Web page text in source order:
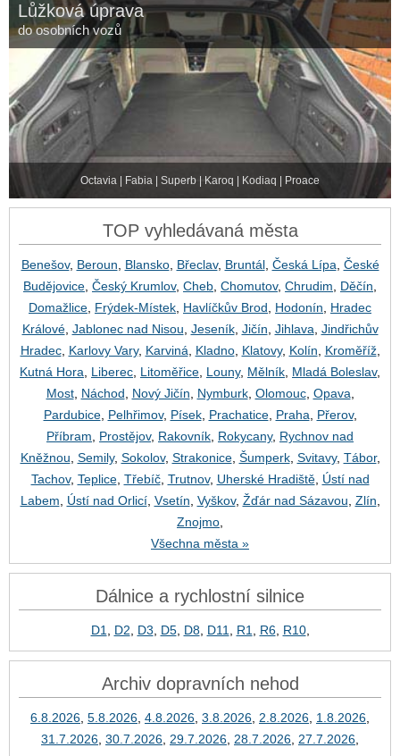
Lůžková úprava
do osobních vozů
Octavia | Fabia | Superb | Karoq | Kodiaq | Proace
TOP vyhledávaná města
Benešov, Beroun Blansko, Břeclav, Bruntál, Česká Lípa České
Budějovice Český Krumlov, Cheb Chomutov, Chrudim Děčín
Domažlice Frýdek-Místek Havlíčkův Brod Hodonín
Hradec
Králové, Jablonec nad Nisou Jeseník, Jičín Jihlava Jindřichův
Hradec, Karlovy Vary, Karviná Kladno, Klatovy, Kolín Kroměříž,
Kutná Hora
Liberec Litoměřice Louny, Mělník Mladá Boleslav,
Most, Náchod Nový Jičín Nymburk, Olomouc, Opava
Pardubice, Pelhřimov, Písek, Prachatice, Praha Přerov,
Příbram
Prostějov, Rakovník Rokycany, Rychnov nad
Kněžnou Semily, Sokolov, Strakonice, Šumperk, Svitavy, Tábor,
Tachov, Teplice, Třebíč, Trutnov, Uherské Hradiště, Ústí nad
Labem
Ústí nad Orlicí, Vsetín Vyškov, Žďár nad Sázavou Zlín
Znojmo
Všechna města »
Dálnice a rychlostní silnice
D1 D2 D3 D5, D8, D11 R1 R6, R10,
Archiv dopravních nehod
6.8.2026 5.8.2026 4.8.2026 3.8.2026 2.8.2026 1.8.2026
31.7.2026 30.7.2026 29.7.2026 28.7.2026 27.7.2026